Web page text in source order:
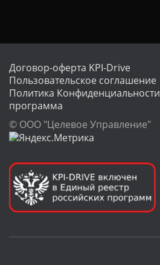
Договор-оферта KPI-Drive
Пользовательское соглашение
Политика Конфиденциальности
программа
© ООО "Целевое Управление"